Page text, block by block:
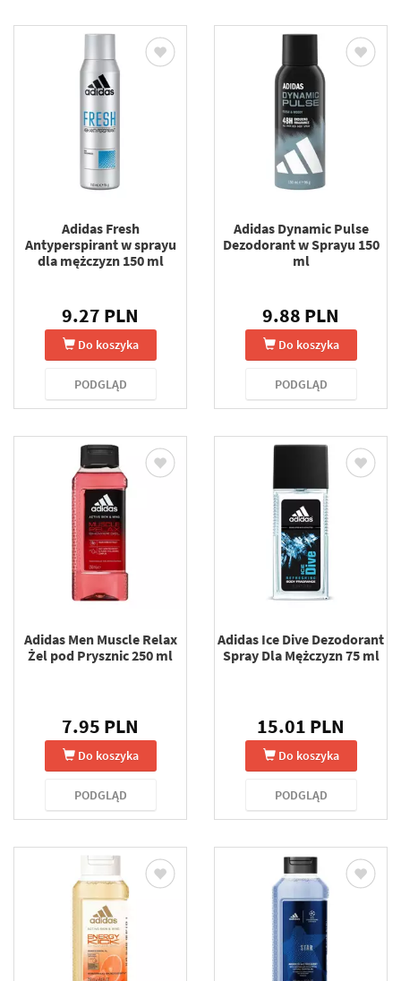
Adidas Fresh
Antyperspirant w sprayu
dla mężczyzn 150 ml
9.27 PLN
Do koszyka
PODGLĄD
Adidas Dynamic Pulse
Dezodorant w Sprayu 150
ml
9.88 PLN
Do koszyka
PODGLĄD
Adidas Men Muscle Relax
Żel pod Prysznic 250 ml
7.95 PLN
Do koszyka
PODGLĄD
Adidas Ice Dive Dezodorant
Spray Dla Mężczyzn 75 ml
15.01 PLN
Do koszyka
PODGLĄD